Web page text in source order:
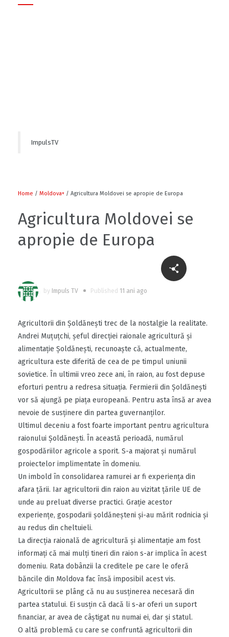
ImpulsTV
Home / Moldova+ / Agricultura Moldovei se apropie de Europa
Agricultura Moldovei se
apropie de Europa
by Impuls TV Published 11 ani ago
Agricultorii din Şoldăneşti trec de la nostalgie la realitate.
Andrei Muţuţchi, şeful direcţiei raionale agricultură şi
alimentaţie Şoldăneşti, recunoaşte că, actualmente,
agricultura este diferită de cea de pe timpul uniunii
sovietice. În ultimii vreo zece ani, în raion, au fost depuse
eforturi pentru a redresa situaţia. Fermierii din Şoldăneşti
vor să ajungă pe piaţa europeană. Pentru asta însă ar avea
nevoie de susţinere din partea guvernanţilor.
Ultimul deceniu a fost foarte important pentru agricultura
raionului Şoldăneşti. În această perioadă, numărul
gospodăriilor agricole a sporit. S-a majorat şi numărul
proiectelor implimentate în domeniu.
Un imbold în consolidarea ramurei ar fi experienţa din
afara ţării. Iar agricultorii din raion au vizitat ţările UE de
unde au preluat diverse practici. Graţie acestor
experienţe, gospodarii şoldăneşteni şi-au mărit rodnicia şi
au redus din cheltuieli.
La direcţia raională de agricultură şi alimentaţie am fost
informaţi că mai mulţi tineri din raion s-ar implica în acest
domeniu. Rata dobânzii la creditele pe care le oferă
băncile din Moldova fac însă imposibil acest vis.
Agricultorii se plâng că nu au susţinerea necesară din
partea statului. Ei susţin că dacă li s-ar oferi un suport
financiar, ar avea de câştigat nu numai ei, dar şi statul.
O altă problemă cu care se confruntă agricultorii din